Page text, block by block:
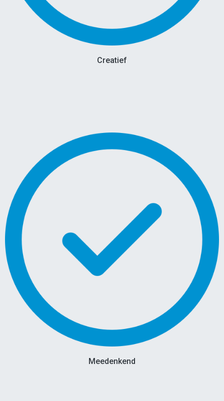
Creatief
Meedenkend